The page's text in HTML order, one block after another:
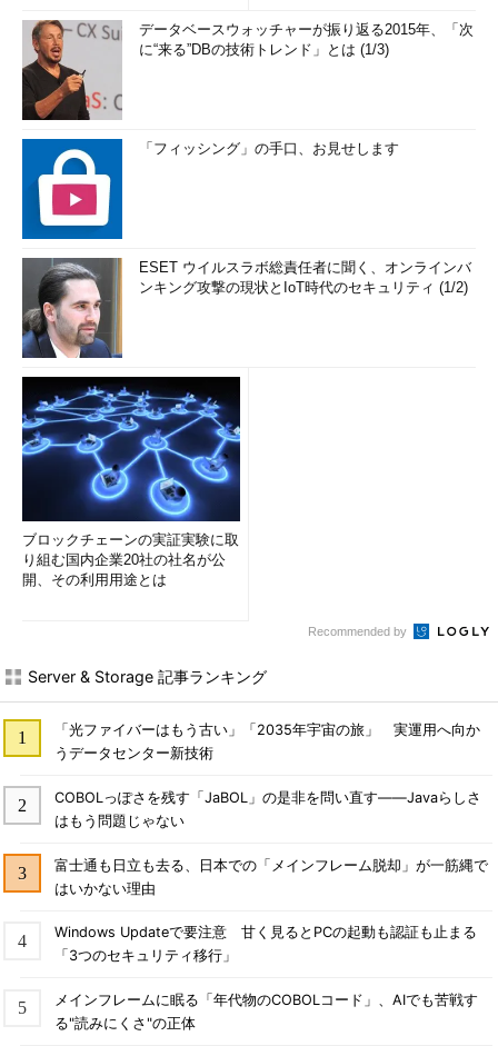
データベースウォッチャーが振り返る2015年、「次
に“来る”DBの技術トレンド」とは (1/3)
「フィッシング」の手口、お見せします
ESET ウイルスラボ総責任者に聞く、オンラインバ
ンキング攻撃の現状とIoT時代のセキュリティ (1/2)
ブロックチェーンの実証実験に取
り組む国内企業20社の社名が公
開、その利用用途とは
Recommended by
Server & Storage 記事ランキング
「光ファイバーはもう古い」「2035年宇宙の旅」 実運用へ向か
うデータセンター新技術
COBOLっぽさを残す「JaBOL」の是非を問い直す――Javaらしさ
はもう問題じゃない
富士通も日立も去る、日本での「メインフレーム脱却」が一筋縄で
はいかない理由
Windows Updateで要注意 甘く見るとPCの起動も認証も止まる
「3つのセキュリティ移行」
メインフレームに眠る「年代物のCOBOLコード」、AIでも苦戦す
る"読みにくさ"の正体